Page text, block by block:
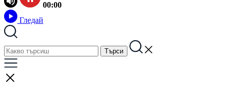
00:00
Гледай